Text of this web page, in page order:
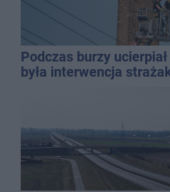
Podczas burzy
była interwencja